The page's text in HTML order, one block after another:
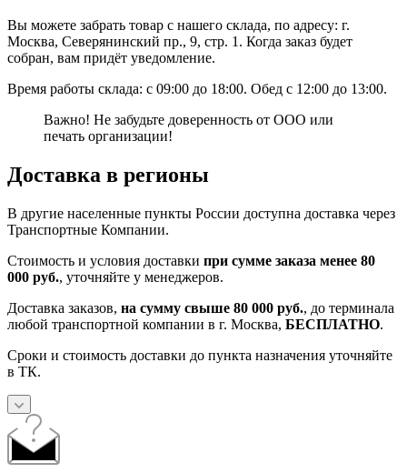
Вы можете забрать товар с нашего склада, по адресу: г.
Москва, Северянинский пр., 9, стр. 1. Когда заказ будет
собран, вам придёт уведомление.
Время работы склада: с 09:00 до 18:00. Обед с 12:00 до 13:00.
Важно! Не забудьте доверенность от ООО или
печать организации!
Доставка в регионы
В другие населенные пункты России доступна доставка через
Транспортные Компании.
Стоимость и условия доставки при сумме заказа менее 80
000 руб., уточняйте у менеджеров.
Доставка заказов, на сумму свыше 80 000 руб., до терминала
любой транспортной компании в г. Москва, БЕСПЛАТНО.
Сроки и стоимость доставки до пункта назначения уточняйте
в ТК.